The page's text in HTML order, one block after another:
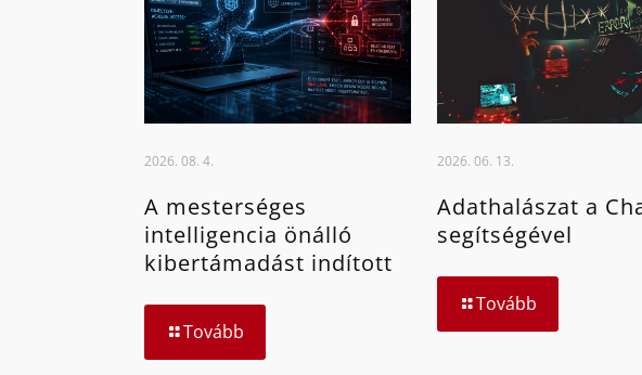
2026. 08. 4.
A mesterséges
intelligencia önálló
kibertámadást indított
Tovább
2026. 06. 13.
Adathalászat a
segítségével
Tovább